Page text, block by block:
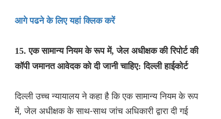
आगे पढने के लिए यहां क्लिक करें
15. एक सामान्य नियम के रूप में, जेल अधीक्षक की रिपोर्ट की
कॉपी जमानत आवेदक को दी जानी चाहिए: दिल्ली हाईकोर्ट
दिल्ली उच्च न्यायालय ने कहा है कि एक सामान्य नियम के रूप
में, जेल अधीक्षक के साथ-साथ जांच अधिकारी द्वारा दी गई